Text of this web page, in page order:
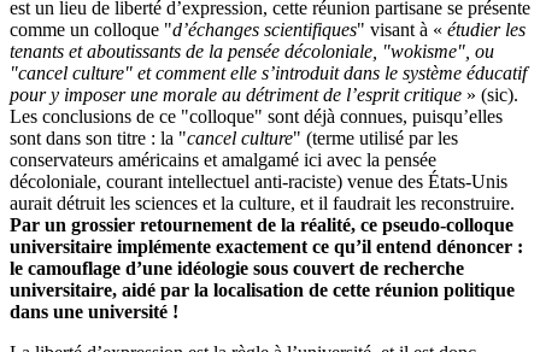
est un lieu de liberté d’expression, cette réunion partisane se présente
comme un colloque "d’échanges scientifiques" visant à « étudier les
tenants et aboutissants de la pensée décoloniale, "wokisme", ou
"cancel culture" et comment elle s’introduit dans le système éducatif
pour y imposer une morale au détriment de l’esprit critique » (sic).
Les conclusions de ce "colloque" sont déjà connues, puisqu’elles
sont dans son titre : la "cancel culture" (terme utilisé par les
conservateurs américains et amalgamé ici avec la pensée
décoloniale, courant intellectuel anti-raciste) venue des États-Unis
aurait détruit les sciences et la culture, et il faudrait les reconstruire.
Par un grossier retournement de la réalité, ce pseudo-colloque
universitaire implémente exactement ce qu’il entend dénoncer :
le camouflage d’une idéologie sous couvert de recherche
universitaire, aidé par la localisation de cette réunion politique
dans une université !